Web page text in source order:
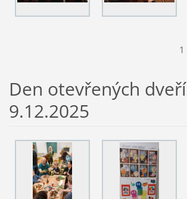
1
Den otevřených dveří
9.12.2025